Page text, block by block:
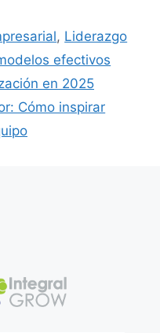
, Liderazgo
efectivos
en 2025
Cómo inspirar